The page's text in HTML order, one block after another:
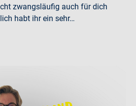
zwangsläufig auch für dich
habt ihr ein sehr…